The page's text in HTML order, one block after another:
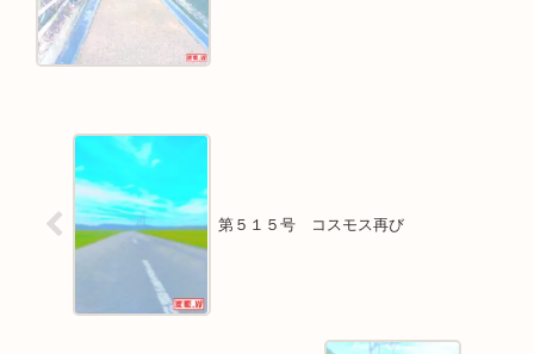
第５１５号 コスモス再び